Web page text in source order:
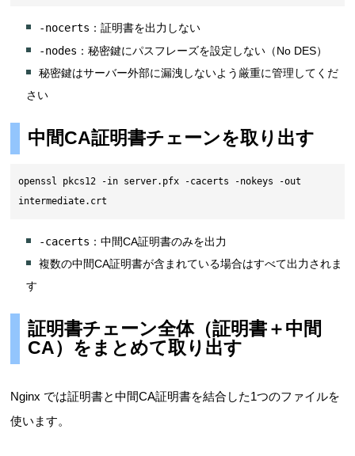
-nocerts ：証明書を出力しない
-nodes ：秘密鍵にパスフレーズを設定しない（No DES）
秘密鍵はサーバー外部に漏洩しないよう厳重に管理してくだ
さい
中間CA証明書チェーンを取り出す
openssl pkcs12 -in server.pfx -cacerts -nokeys -out
intermediate.crt
-cacerts ：中間CA証明書のみを出力
複数の中間CA証明書が含まれている場合はすべて出力されま
す
証明書チェーン全体（証明書＋中間
CA）をまとめて取り出す
Nginx では証明書と中間CA証明書を結合した1つのファイルを
使います。